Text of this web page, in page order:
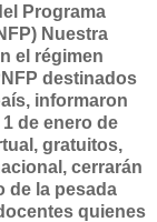
Programa
Nuestra
el régimen
destinados
informaron
de enero de
gratuitos,
cerrarán
de la pesada
quienes